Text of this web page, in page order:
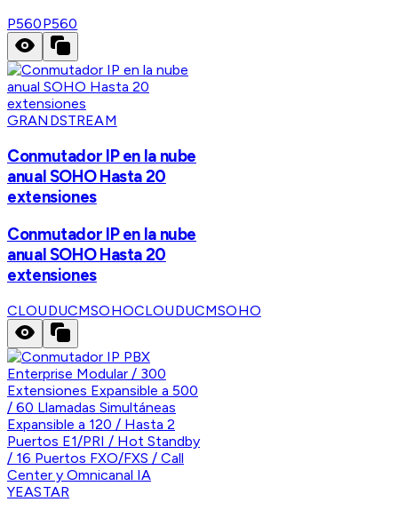
P560P560
GRANDSTREAM
Conmutador IP en la nube
anual SOHO Hasta 20
extensiones
Conmutador IP en la nube
anual SOHO Hasta 20
extensiones
CLOUDUCMSOHOCLOUDUCMSOHO
YEASTAR